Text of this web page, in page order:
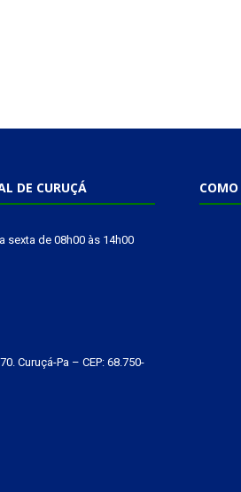
DE CURUÇÁ
sexta de 08h00 às 14h00
Curuçá-Pa – CEP: 68.750-
COMO